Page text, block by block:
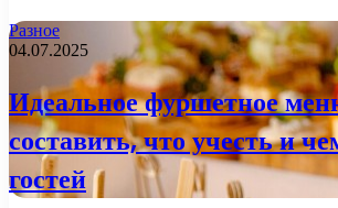
Разное
04.07.2025
Идеальное фуршетное
составить, что учесть и
гостей